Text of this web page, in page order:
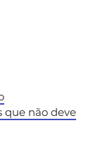
que não deve